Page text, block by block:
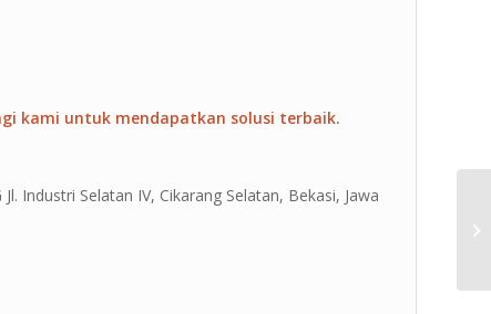
kami untuk mendapatkan solusi terbaik.
Industri Selatan IV, Cikarang Selatan, Bekasi, Jawa